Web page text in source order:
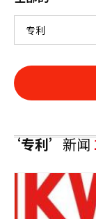
‘专利’新闻